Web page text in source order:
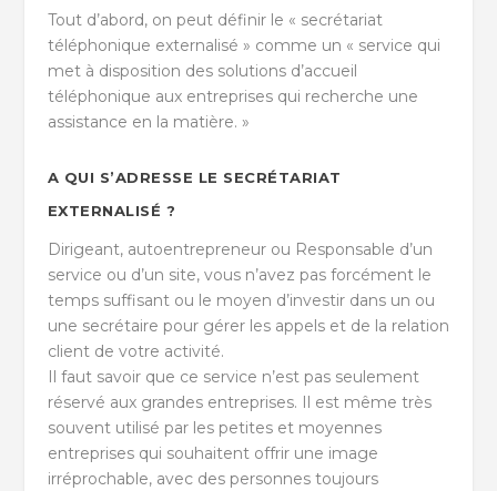
Tout d’abord, on peut définir le « secrétariat
téléphonique externalisé » comme un « service qui
met à disposition des solutions d’accueil
téléphonique aux entreprises qui recherche une
assistance en la matière. »
A QUI S’ADRESSE LE SECRÉTARIAT
EXTERNALISÉ ?
Dirigeant, autoentrepreneur ou Responsable d’un
service ou d’un site, vous n’avez pas forcément le
temps suffisant ou le moyen d’investir dans un ou
une secrétaire pour gérer les appels et de la relation
client de votre activité.
Il faut savoir que ce service n’est pas seulement
réservé aux grandes entreprises. Il est même très
souvent utilisé par les petites et moyennes
entreprises qui souhaitent offrir une image
irréprochable, avec des personnes toujours